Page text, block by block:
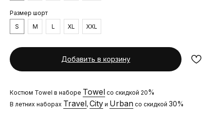
Размер шорт
S
M L XL XXL
Добавить в корзину
Костюм Towel в наборе Towel со скидкой 20%
В летних наборах Travel, City и Urban со скидкой 30%